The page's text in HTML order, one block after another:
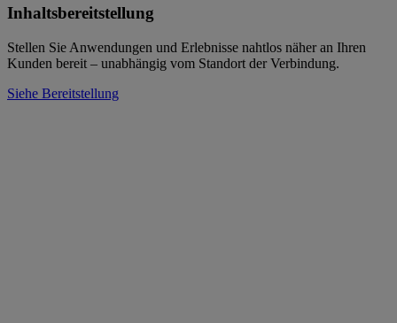
Inhaltsbereitstellung
Stellen Sie Anwendungen und Erlebnisse nahtlos näher an Ihren
Kunden bereit – unabhängig vom Standort der Verbindung.
Siehe Bereitstellung